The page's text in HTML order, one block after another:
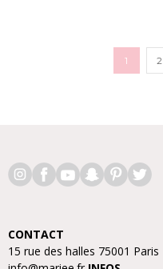
1 2
CONTACT
15 rue des halles 75001 Paris